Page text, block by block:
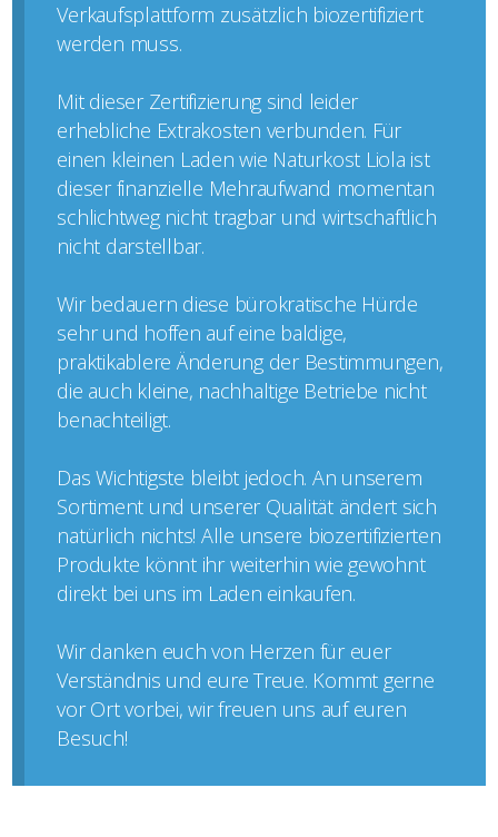
Verkaufsplattform zusätzlich biozertifiziert
werden muss.
Mit dieser Zertifizierung sind leider
erhebliche Extrakosten verbunden. Für
einen kleinen Laden wie Naturkost Liola ist
dieser finanzielle Mehraufwand momentan
schlichtweg nicht tragbar und wirtschaftlich
nicht darstellbar.
Wir bedauern diese bürokratische Hürde
sehr und hoffen auf eine baldige,
praktikablere Änderung der Bestimmungen,
die auch kleine, nachhaltige Betriebe nicht
benachteiligt.
Das Wichtigste bleibt jedoch. An unserem
Sortiment und unserer Qualität ändert sich
natürlich nichts! Alle unsere biozertifizierten
Produkte könnt ihr weiterhin wie gewohnt
direkt bei uns im Laden einkaufen.
Wir danken euch von Herzen für euer
Verständnis und eure Treue. Kommt gerne
vor Ort vorbei, wir freuen uns auf euren
Besuch!